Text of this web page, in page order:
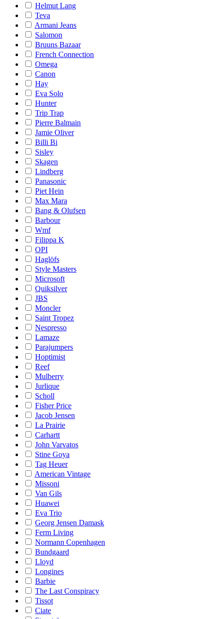
Helmut Lang
Teva
Armani Jeans
Salomon
Bruuns Bazaar
French Connection
Omega
Canon
Hay
Eva Solo
Hunter
Trip Trap
Pierre Balmain
Jamie Oliver
Billi Bi
Sisley
Skagen
Lindberg
Panasonic
Piet Hein
Max Mara
Bang & Olufsen
Barbour
Wmf
Filippa K
OPI
Haglöfs
Style Masters
Microsoft
Quiksilver
JBS
Moncler
Saint Tropez
Nespresso
Lamaze
Parajumpers
Hoptimist
Reef
Mulberry
Jurlique
Scholl
Fisher Price
Jacob Jensen
La Prairie
Carhartt
John Varvatos
Stine Goya
Tag Heuer
American Vintage
Missoni
Van Gils
Huawei
Eva Trio
Georg Jensen Damask
Ferm Living
Normann Copenhagen
Bundgaard
Lloyd
Longines
Barbie
The Last Conspiracy
Tissot
Ciate